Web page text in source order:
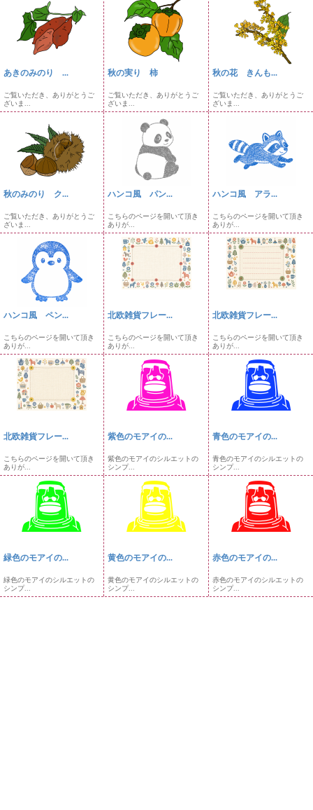
あきのみのり ...
ご覧いただき、ありがとうご
ざいま...
秋の実り 柿
ご覧いただき、ありがとうご
ざいま...
秋の花 きんも...
ご覧いただき、ありがとうご
ざいま...
秋のみのり ク...
ご覧いただき、ありがとうご
ざいま...
ハンコ風 パン...
こちらのページを開いて頂き
ありが...
ハンコ風 アラ...
こちらのページを開いて頂き
ありが...
ハンコ風 ペン...
こちらのページを開いて頂き
ありが...
北欧雑貨フレー...
こちらのページを開いて頂き
ありが...
北欧雑貨フレー...
こちらのページを開いて頂き
ありが...
北欧雑貨フレー...
こちらのページを開いて頂き
ありが...
紫色のモアイの...
紫色のモアイのシルエットの
シンプ...
青色のモアイの...
青色のモアイのシルエットの
シンプ...
緑色のモアイの...
緑色のモアイのシルエットの
シンプ...
黄色のモアイの...
黄色のモアイのシルエットの
シンプ...
赤色のモアイの...
赤色のモアイのシルエットの
シンプ...